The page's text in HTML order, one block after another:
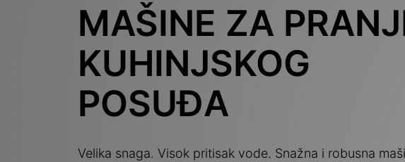
MAŠINE ZA
KUHINJSKOG
POSUĐA
Velika snaga. Visok pritisak vode. Snažna i robusna